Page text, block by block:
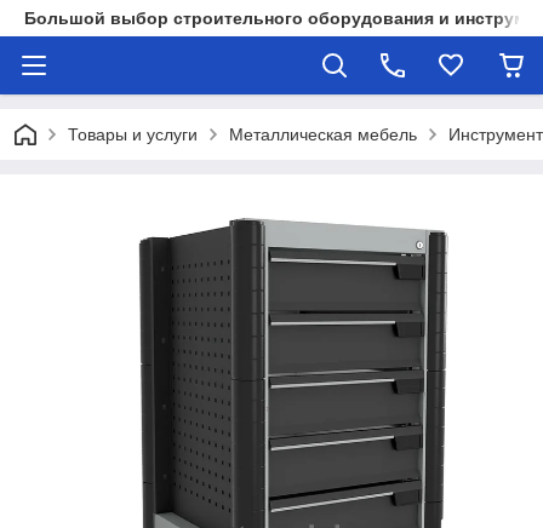
Большой выбор строительного оборудования и
Товары и услуги Металлическая мебель